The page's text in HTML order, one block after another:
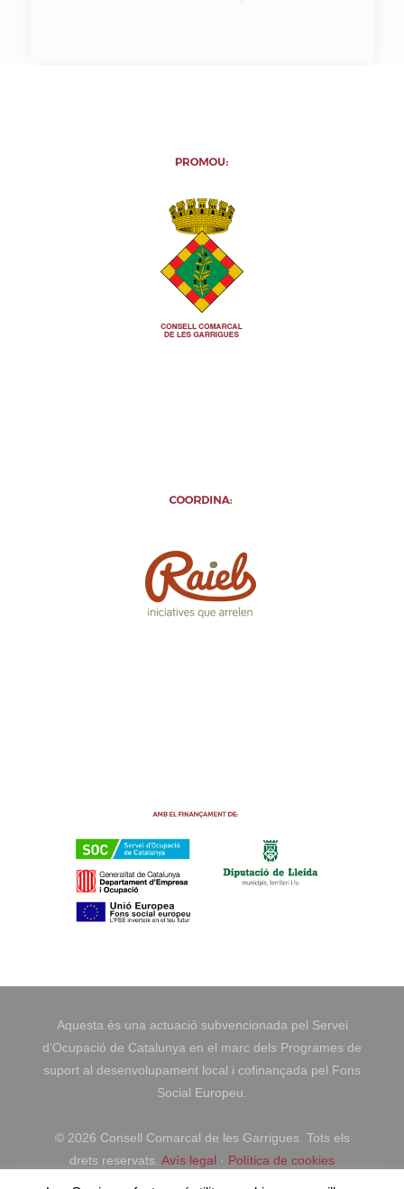
Aquesta és una actuació subvencionada pel Servei
d’Ocupació de Catalunya en el marc dels Programes de
suport al desenvolupament local i cofinançada pel Fons
Social Europeu.
© 2026 Consell Comarcal de les Garrigues. Tots els
drets reservats. Avís legal · Política de cookies